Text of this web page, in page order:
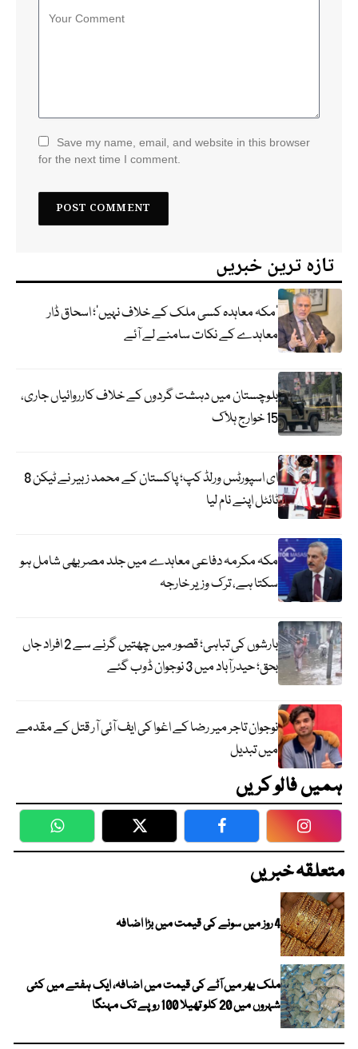
Save my name, email, and website in this browser
for the next time I comment.
تازہ ترین خبریں
‘مکہ معاہدہ کسی ملک کے خلاف نہیں’؛ اسحاق ڈار
معاہدے کے نکات سامنے لے آئے
بلوچستان میں دہشت گردوں کے خلاف کارروائیاں جاری،
15 خوارج ہلاک
ای اسپورٹس ورلڈ کپ؛ پاکستان کے محمد زبیر نے ٹیکن 8
ٹائٹل اپنے نام لیا
مکہ مکرمہ دفاعی معاہدے میں جلد مصر بھی شامل ہو
سکتا ہے، ترک وزیر خارجہ
بارشوں کی تباہی؛ قصور میں چھتیں گرنے سے 2 افراد جاں
بحق؛ حیدرآباد میں 3 نوجوان ڈوب گئے
نوجوان تاجر میر رضا کے اغوا کی ایف آئی آر قتل کے مقدمے
میں تبدیل
ہمیں فالو کریں
WhatsApp Twitter Facebook
متعلقہ خبریں
4 روز میں سونے کی قیمت میں بڑا اضافہ
ملک بھر میں آٹے کی قیمت میں اضافہ، ایک ہفتے میں کئی
شہروں میں 20 کلو تھیلا 100 روپے تک مہنگا